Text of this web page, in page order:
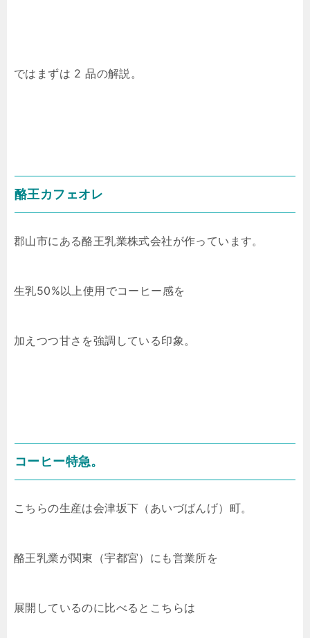
ではまずは 2 品の解説。
酪王カフェオレ
郡山市にある酪王乳業株式会社が作っています。
生乳50%以上使用でコーヒー感を
加えつつ甘さを強調している印象。
コーヒー特急。
こちらの生産は会津坂下（あいづばんげ）町。
酪王乳業が関東（宇都宮）にも営業所を
展開しているのに比べるとこちらは